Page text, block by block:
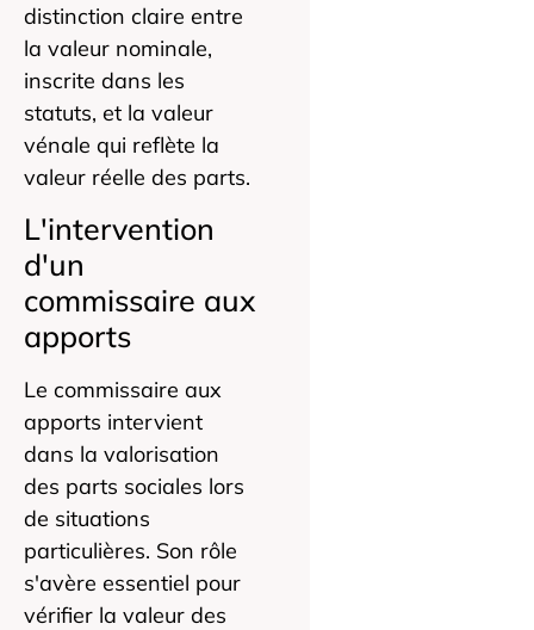
distinction claire entre
la valeur nominale,
inscrite dans les
statuts, et la valeur
vénale qui reflète la
valeur réelle des parts.
L'intervention
d'un
commissaire aux
apports
Le commissaire aux
apports intervient
dans la valorisation
des parts sociales lors
de situations
particulières. Son rôle
s'avère essentiel pour
vérifier la valeur des